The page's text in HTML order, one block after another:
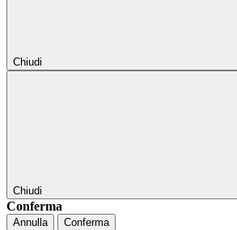
Chiudi
Chiudi
Conferma
Annulla Conferma